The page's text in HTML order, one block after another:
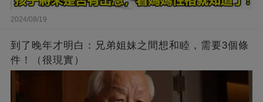
2024/08/19
到了晚年才明白：兄弟姐妹之間想和睦，需要3個條
件！（很現實）